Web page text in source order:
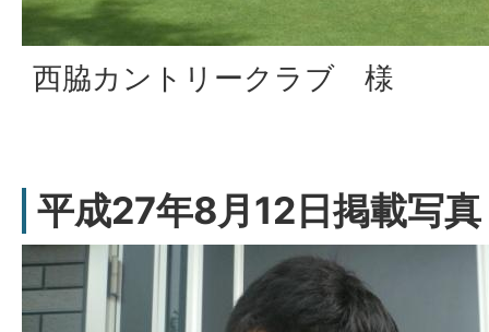
西脇カントリークラブ 様
平成27年8月12日掲載写